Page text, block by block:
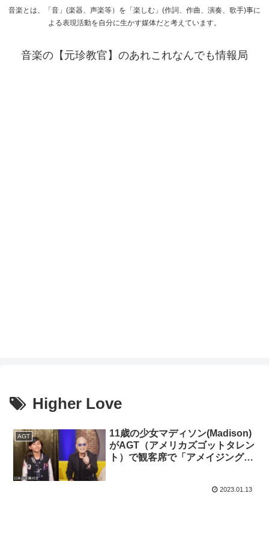
音楽とは、「音」(楽器、声楽等）を「楽しむ」(作詞、作曲、演奏、歌手)事に
よる表現活動を自分に生かす媒体だと考えています。
音楽の【元珍教官】のあれこれなんでも情報局
Higher Love
AGT
11歳の少女マディソン(Madison)
がAGT（アメリカズゴットタレン
ト）で観客席で「アメイジング・
2023.01.13